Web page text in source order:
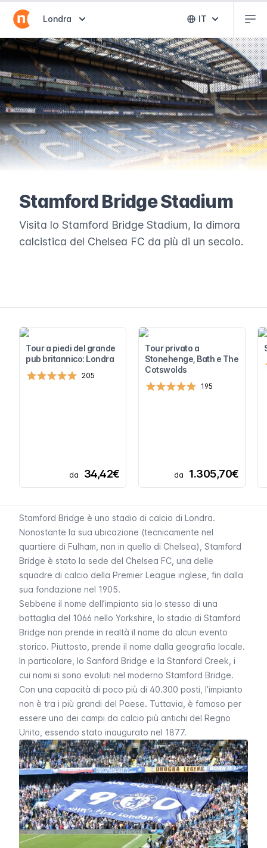
Abrir selector de destinos
Londra Abrir selector
IT
Stamford Bridge Stadium
Visita lo Stamford Bridge Stadium, la dimora
calcistica del Chelsea FC da più di un secolo.
Tour a piedi del grande
pub britannico: Londra
205
da 34,42€
Tour privato a
Stonehenge, Bath e The
Cotswolds
195
da 1.305,70€
Stamford Bridge è uno stadio di calcio di Londra.
Nonostante la sua ubicazione (tecnicamente nel
quartiere di Fulham , non in quello di Chelsea), Stamford
Bridge è stato la sede del Chelsea FC, una delle
squadre di calcio della Premier League inglese, fin dalla
sua fondazione nel 1905.
Sebbene il nome dell’impianto sia lo stesso di una
battaglia del 1066 nello Yorkshire, lo stadio di Stamford
Bridge non prende in realtà il nome da alcun evento
storico. Piuttosto, prende il nome dalla geografia locale.
In particolare, lo Sanford Bridge e la Stanford Creek , i
cui nomi si sono evoluti nel moderno Stamford Bridge.
Con una capacità di poco più di 40.300 posti, l’impianto
non è tra i più grandi del Paese. Tuttavia, è famoso per
essere uno dei campi da calcio più antichi del Regno
Unito, essendo stato inaugurato nel 1877.